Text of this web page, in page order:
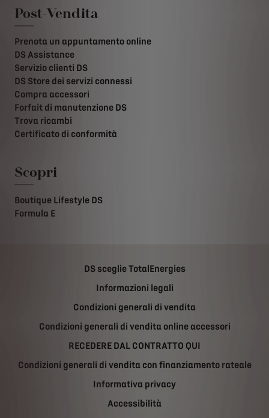
Post-Vendita
Prenota un appuntamento online
DS Assistance
Servizio clienti DS
DS Store dei servizi connessi
Compra accessori
Forfait di manutenzione DS
Trova ricambi
Certificato di conformità
Scopri
Boutique Lifestyle DS
Formula E
DS sceglie TotalEnergies
Informazioni legali
Condizioni generali di vendita
Condizioni generali di vendita online accessori
RECEDERE DAL CONTRATTO QUI
Condizioni generali di vendita con finanziamento rateale
Informativa privacy
Accessibilità